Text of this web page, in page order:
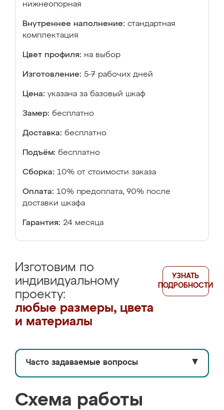
нижнеопорная
Внутреннее наполнение: стандартная
комплектация
Цвет профиля: на выбор
Изготовление: 5-7 рабочих дней
Цена: указана за базовый шкаф
Замер: бесплатно
Доставка: бесплатно
Подъём: бесплатно
Сборка: 10% от стоимости заказа
Оплата: 10% предоплата, 90% после
доставки шкафа
Гарантия: 24 месяца
Изготовим по
индивидуальному
проекту:
любые размеры, цвета
и материалы
УЗНАТЬ
ПОДРОБНОСТИ
Часто задаваемые вопросы ▼
Схема работы